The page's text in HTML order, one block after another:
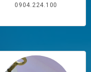
0904.224.100